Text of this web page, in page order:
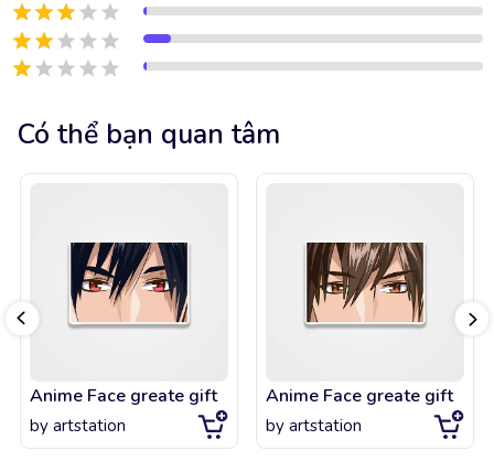
Có thể bạn quan tâm
Anime Face greate gift
by artstation
Anime Face greate gift
by artstation